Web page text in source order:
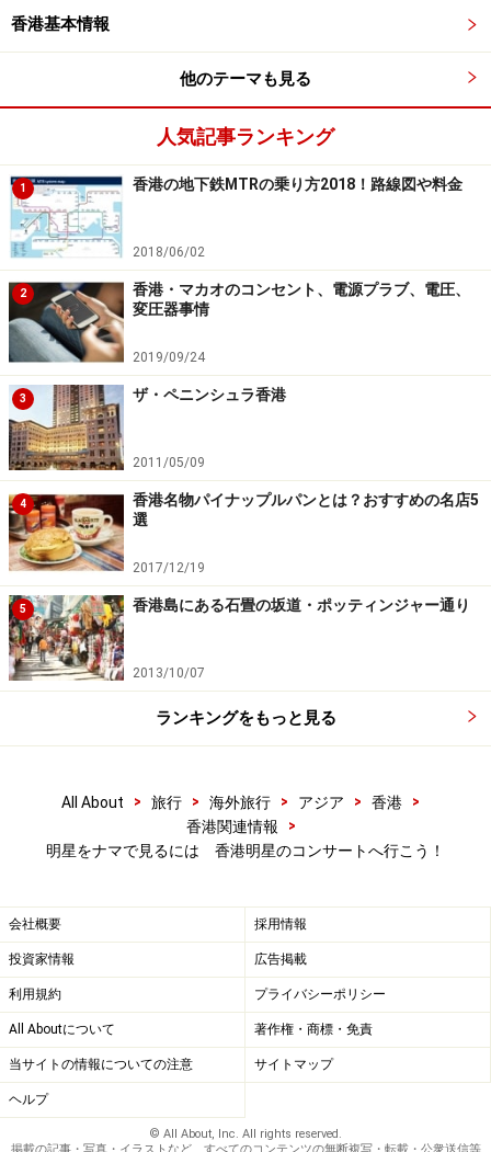
香港基本情報
他のテーマも見る
人気記事ランキング
1 香港の地下鉄MTRの乗り方2018！路線図や料金
2018/06/02
2
香港・マカオのコンセント、電源プラブ、電圧、
変圧器事情
2019/09/24
3 ザ・ペニンシュラ香港
2011/05/09
4
香港名物パイナップルパンとは？おすすめの名店5
選
2017/12/19
5 香港島にある石畳の坂道・ポッティンジャー通り
2013/10/07
ランキングをもっと見る
All About > 旅行 > 海外旅行 > アジア > 香港
>
香港関連情報
>
明星をナマで見るには 香港明星のコンサートへ行こう！
会社概要 採用情報
投資家情報 広告掲載
利用規約 プライバシーポリシー
All Aboutについて 著作権・商標・免責
当サイトの情報についての注意 サイトマップ
ヘルプ
© All About, Inc. All rights reserved.
掲載の記事・写真・イラストなど、すべてのコンテンツの無断複写・転載・公衆送信等